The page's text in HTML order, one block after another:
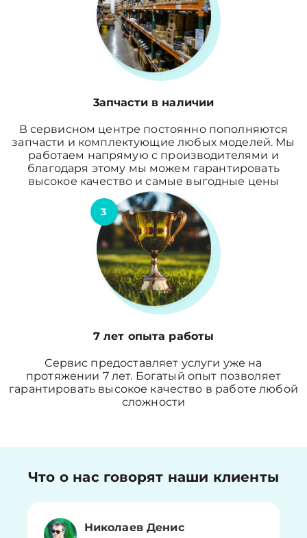
3апчасти в наличии
В сервисном центре постоянно пополняются
запчасти и комплектующие любых моделей. Мы
работаем напрямую с производителями и
благодаря этому мы можем гарантировать
высокое качество и самые выгодные цены
3
7 лет опыта работы
Сервис предоставляет услуги уже на
протяжении 7 лет. Богатый опыт позволяет
гарантировать высокое качество в работе любой
сложности
Что о нас говорят наши клиенты
Николаев Денис